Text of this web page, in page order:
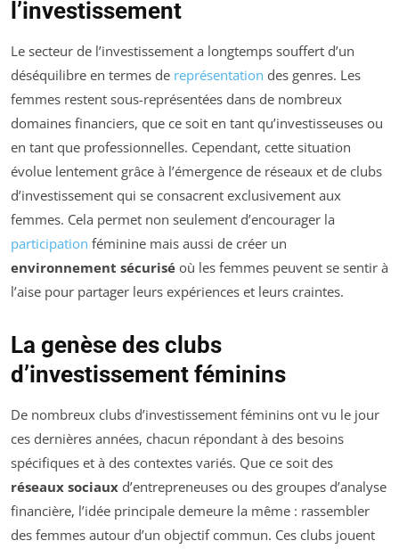
l’investissement
Le secteur de l’investissement a longtemps souffert d’un
déséquilibre en termes de représentation des genres. Les
femmes restent sous-représentées dans de nombreux
domaines financiers, que ce soit en tant qu’investisseuses ou
en tant que professionnelles. Cependant, cette situation
évolue lentement grâce à l’émergence de réseaux et de clubs
d’investissement qui se consacrent exclusivement aux
femmes. Cela permet non seulement d’encourager la
participation féminine mais aussi de créer un
environnement sécurisé où les femmes peuvent se sentir à
l’aise pour partager leurs expériences et leurs craintes.
La genèse des clubs
d’investissement féminins
De nombreux clubs d’investissement féminins ont vu le jour
ces dernières années, chacun répondant à des besoins
spécifiques et à des contextes variés. Que ce soit des
réseaux sociaux d’entrepreneuses ou des groupes d’analyse
financière, l’idée principale demeure la même : rassembler
des femmes autour d’un objectif commun. Ces clubs jouent